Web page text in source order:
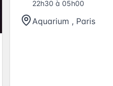
22h30 à 05h00
Aquarium , Paris